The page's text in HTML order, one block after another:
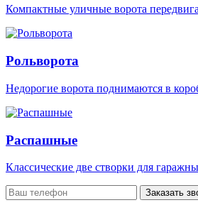
Компактные уличные ворота
Рольворота
Недорогие ворота поднимаются в
Распашные
Классические две створки для
Заказать